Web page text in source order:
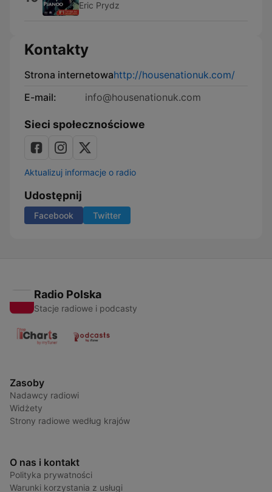
Eric Prydz
Kontakty
Strona internetowahttp://housenationuk.com/
E-mail:
info@housenationuk.com
Sieci społecznościowe
Aktualizuj informacje o radio
Udostępnij
Facebook Twitter
Radio Polska
Stacje radiowe i podcasty
Zasoby
Nadawcy radiowi
Widżety
Strony radiowe według krajów
O nas i kontakt
Polityka prywatności
Warunki korzystania z usługi